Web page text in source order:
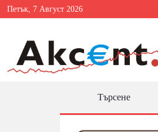
Петък, 7 Август 2026
Търсене